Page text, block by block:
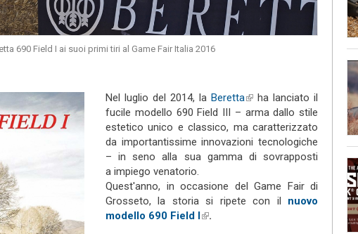
690 Field I ai suoi primi tiri al Game Fair Italia 2016
Nel luglio del 2014, la Beretta(link is external)
ha lanciato il
fucile modello 690 Field III – arma dallo stile
estetico unico e classico, ma caratterizzato
da importantissime innovazioni tecnologiche
– in seno alla sua gamma di sovrapposti
a impiego venatorio.
Quest'anno, in occasione del Game Fair di
Grosseto, la storia si ripete con il nuovo
modello 690 Field I(link is external)
.